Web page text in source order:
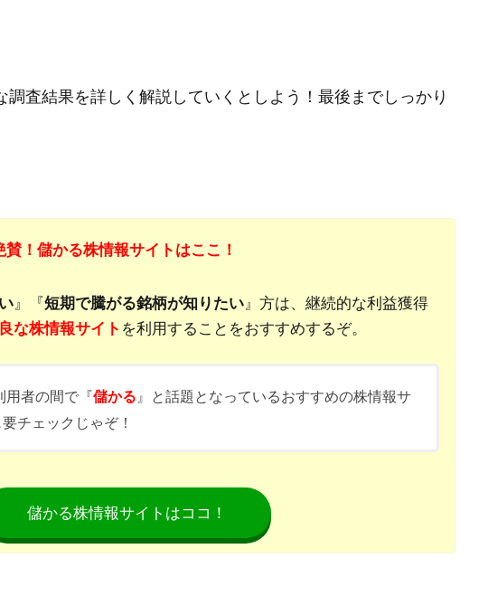
査結果を詳しく解説していくとしよう！最後までしっかり
！儲かる株情報サイトはここ！
』『短期で騰がる銘柄が知りたい』方は、継続的な利益獲得
な株情報サイト を利用することをおすすめするぞ。
用者の間で『儲かる 』と話題となっているおすすめの株情報サ
チェックじゃぞ！
儲かる株情報サイトはココ！